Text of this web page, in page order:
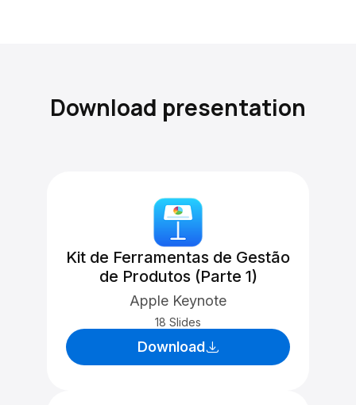
Download presentation
Kit de Ferramentas de Gestão
de Produtos (Parte 1)
Apple Keynote
18 Slides
Download